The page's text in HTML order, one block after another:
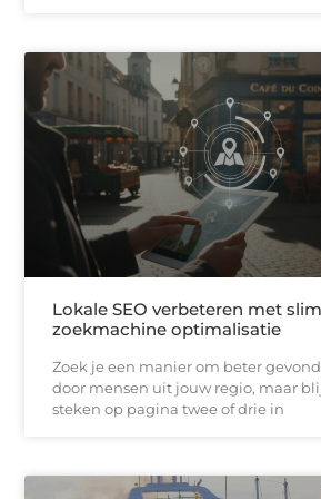
Lokale SEO verbeteren met
zoekmachine optimalisatie
Zoek je een manier om beter
door mensen uit jouw regio, maar
steken op pagina twee of drie in